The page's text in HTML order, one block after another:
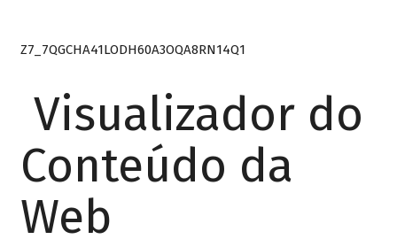
Z7_7QGCHA41LODH60A3OQA8RN14Q1
Visualizador do
Conteúdo da
Web